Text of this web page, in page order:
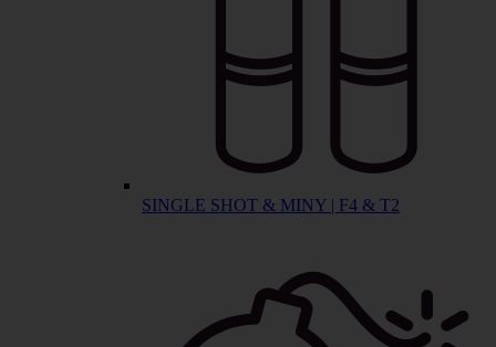
SINGLE SHOT & MINY | F4 & T2